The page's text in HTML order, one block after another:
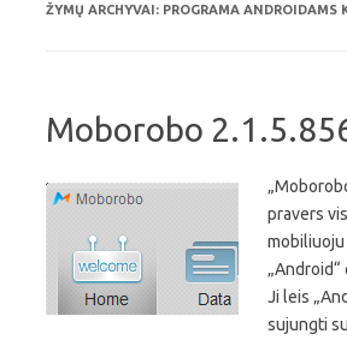
ŽYMŲ ARCHYVAI: PROGRAMA ANDROIDAMS
Moborobo
pravers
Ji leis
sujungti